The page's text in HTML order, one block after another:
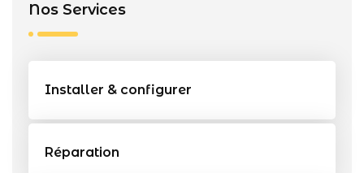
Nos Services
Installer & configurer
Réparation